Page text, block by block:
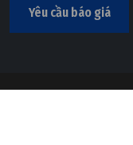
Yêu cầu báo giá